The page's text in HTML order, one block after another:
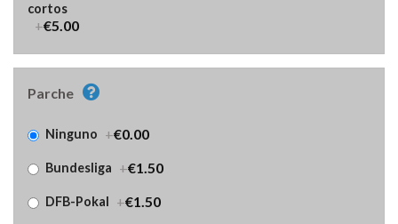
cortos
+€5.00
Parche
Ninguno +€0.00
Bundesliga +€1.50
DFB-Pokal +€1.50